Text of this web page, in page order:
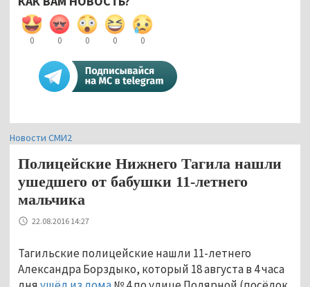
0 0 0 0 0
Новости СМИ2
Полицейские Нижнего Тагила нашли
ушедшего от бабушки 11-летнего
мальчика
22.08.2016 14:27
Тагильские полицейские нашли 11-летнего
Александра Борздыко, который 18 августа в 4 часа